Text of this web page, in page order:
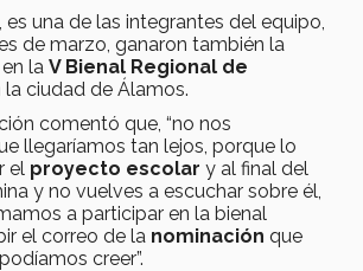
una de las integrantes del equipo,
de marzo, ganaron también la
la V Bienal Regional de
la ciudad de Álamos.
comentó que, “no nos
llegaríamos tan lejos, porque lo
el proyecto escolar y al final del
y no vuelves a escuchar sobre él,
a participar en la bienal
el correo de la nominación que
creer”.